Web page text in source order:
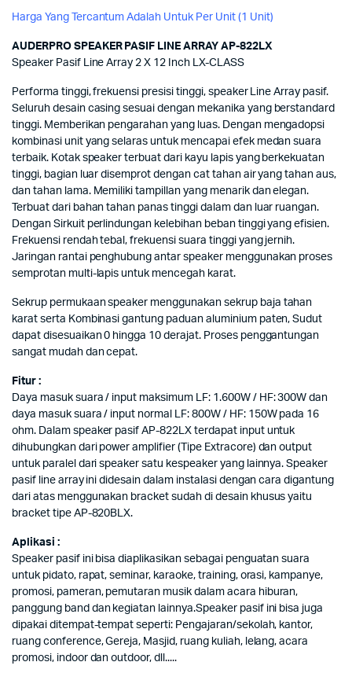
Harga Yang Tercantum Adalah Untuk Per Unit (1 Unit)
AUDERPRO SPEAKER PASIF LINE ARRAY AP-822LX
Speaker Pasif Line Array 2 X 12 Inch LX-CLASS
Performa tinggi, frekuensi presisi tinggi, speaker Line Array pasif.
Seluruh desain casing sesuai dengan mekanika yang berstandard
tinggi. Memberikan pengarahan yang luas. Dengan mengadopsi
kombinasi unit yang selaras untuk mencapai efek medan suara
terbaik. Kotak speaker terbuat dari kayu lapis yang berkekuatan
tinggi, bagian luar disemprot dengan cat tahan air yang tahan aus,
dan tahan lama. Memiliki tampillan yang menarik dan elegan.
Terbuat dari bahan tahan panas tinggi dalam dan luar ruangan.
Dengan Sirkuit perlindungan kelebihan beban tinggi yang efisien.
Frekuensi rendah tebal, frekuensi suara tinggi yang jernih.
Jaringan rantai penghubung antar speaker menggunakan proses
semprotan multi-lapis untuk mencegah karat.
Sekrup permukaan speaker menggunakan sekrup baja tahan
karat serta Kombinasi gantung paduan aluminium paten, Sudut
dapat disesuaikan 0 hingga 10 derajat. Proses penggantungan
sangat mudah dan cepat.
Fitur :
Daya masuk suara / input maksimum LF: 1.600W / HF: 300W dan
daya masuk suara / input normal LF: 800W / HF: 150W pada 16
ohm. Dalam speaker pasif AP-822LX terdapat input untuk
dihubungkan dari power amplifier (Tipe Extracore) dan output
untuk paralel dari speaker satu kespeaker yang lainnya. Speaker
pasif line array ini didesain dalam instalasi dengan cara digantung
dari atas menggunakan bracket sudah di desain khusus yaitu
bracket tipe AP-820BLX.
Aplikasi :
Speaker pasif ini bisa diaplikasikan sebagai penguatan suara
untuk pidato, rapat, seminar, karaoke, training, orasi, kampanye,
promosi, pameran, pemutaran musik dalam acara hiburan,
panggung band dan kegiatan lainnya.Speaker pasif ini bisa juga
dipakai ditempat-tempat seperti: Pengajaran/sekolah, kantor,
ruang conference, Gereja, Masjid, ruang kuliah, lelang, acara
promosi, indoor dan outdoor, dll.....